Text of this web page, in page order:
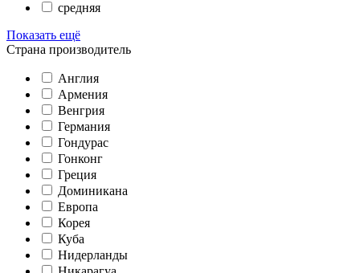
средняя
Показать ещё
Страна производитель
Англия
Армения
Венгрия
Германия
Гондурас
Гонконг
Греция
Доминикана
Европа
Корея
Куба
Нидерланды